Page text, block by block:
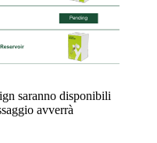
saranno disponibili
avverrà